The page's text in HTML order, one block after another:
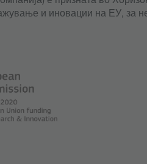
и иновации на ЕУ, за